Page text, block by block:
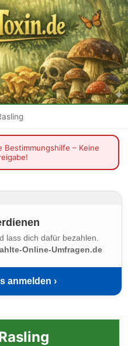
Bestimmungshilfe – Keine
lass dich dafür bezahlen.
Online-Umfragen.de
anmelden ›